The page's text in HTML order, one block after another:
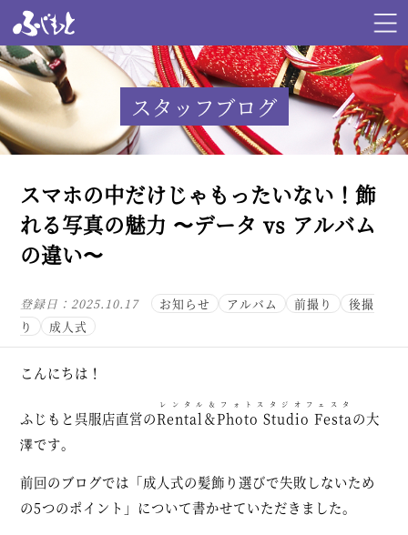
スタッフブログ
スマホの中だけじゃもったいない！飾
れる写真の魅力 〜データ vs アルバム
の違い〜
登録日：2025.10.17 お知らせ アルバム 前撮り
後撮
り
成人式
こんにちは！
ふじもと呉服店直営のRental＆Photo Studio Festa
レンタル＆フォトスタジオフェスタ
の大
澤です。
前回のブログでは「成人式の髪飾り選びで失敗しないため
の5つのポイント」について書かせていただきました。